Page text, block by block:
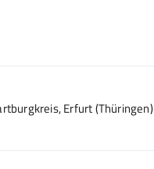
Erfurt (Thüringen)